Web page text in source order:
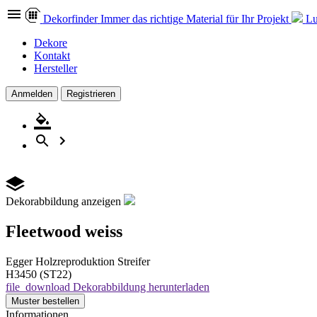
Dekorfinder Immer das richtige Material für Ihr Projekt
Dekore
Kontakt
Hersteller
Anmelden Registrieren
Dekorabbildung anzeigen
Fleetwood weiss
Egger Holzreproduktion Streifer
H3450 (ST22)
file_download Dekorabbildung herunterladen
Muster bestellen
Informationen